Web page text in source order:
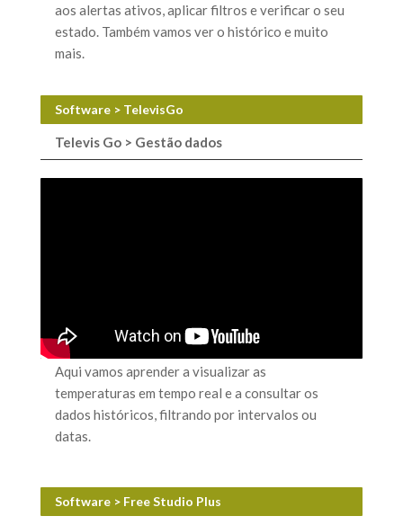
aos alertas ativos, aplicar filtros e verificar o seu
estado. Também vamos ver o histórico e muito
mais.
Software > TelevisGo
Televis Go > Gestão dados
Aqui vamos aprender a visualizar as
temperaturas em tempo real e a consultar os
dados históricos, filtrando por intervalos ou
datas.
Software > Free Studio Plus